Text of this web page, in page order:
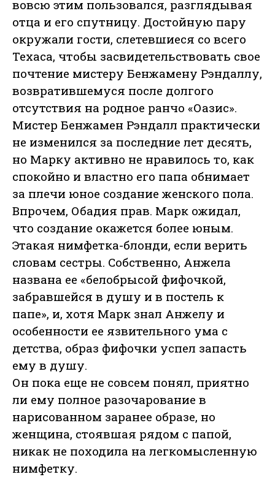
вовсю этим пользовался, разглядывая
отца и его спутницу. Достойную пару
окружали гости, слетевшиеся со всего
Техаса, чтобы засвидетельствовать свое
почтение мистеру Бенжамену Рэндаллу,
возвратившемуся после долгого
отсутствия на родное ранчо «Оазис».
Мистер Бенжамен Рэндалл практически
не изменился за последние лет десять,
но Марку активно не нравилось то, как
спокойно и властно его папа обнимает
за плечи юное создание женского пола.
Впрочем, Обадия прав. Марк ожидал,
что создание окажется более юным.
Этакая нимфетка-блонди, если верить
словам сестры. Собственно, Анжела
названа ее «белобрысой фифочкой,
забравшейся в душу и в постель к
папе», и, хотя Марк знал Анжелу и
особенности ее язвительного ума с
детства, образ фифочки успел запасть
ему в душу.
Он пока еще не совсем понял, приятно
ли ему полное разочарование в
нарисованном заранее образе, но
женщина, стоявшая рядом с папой,
никак не походила на легкомысленную
нимфетку.